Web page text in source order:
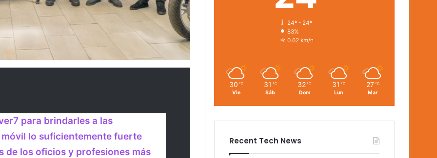
para brindarles a las
lo suficientemente fuerte
de los oficios y profesiones más
24º - 24º
83%
0.62 km/h
30 ℃
Vie
31 ℃
Sáb
32 ℃
Dom
31 ℃
Lun
27 ℃
Mar
Recent Tech News